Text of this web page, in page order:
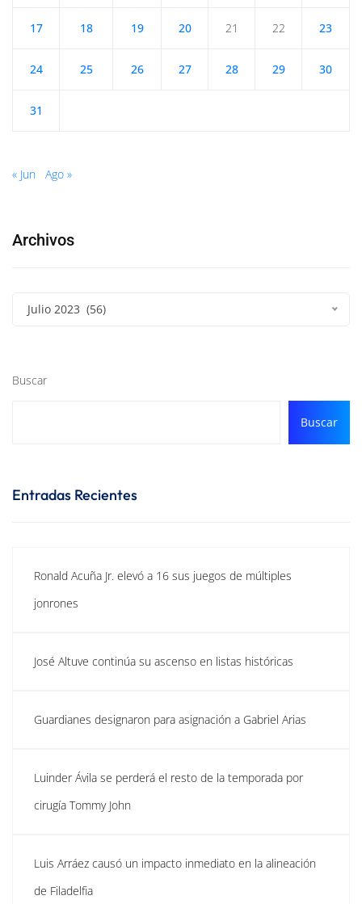
17 18 19 20 21 22 23
24 25 26 27 28 29 30
31
« Jun Ago »
Archivos
Julio 2023 (56)
Buscar
Buscar
Entradas Recientes
Ronald Acuña Jr. elevó a 16 sus juegos de múltiples
jonrones
José Altuve continúa su ascenso en listas históricas
Guardianes designaron para asignación a Gabriel Arias
Luinder Ávila se perderá el resto de la temporada por
cirugía Tommy John
Luis Arráez causó un impacto inmediato en la alineación
de Filadelfia